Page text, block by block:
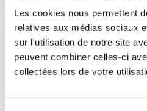
Les cookies nous permettent
relatives aux médias sociaux
sur l'utilisation de notre site
peuvent combiner celles-ci
collectées lors de votre
Menu pied de page
Accueil de groupe
Séjour d'affaires
Offre aux voyageurs étrangers
Partenaires